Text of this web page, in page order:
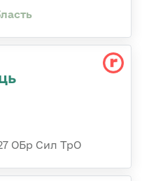
ОБр Сил ТрО